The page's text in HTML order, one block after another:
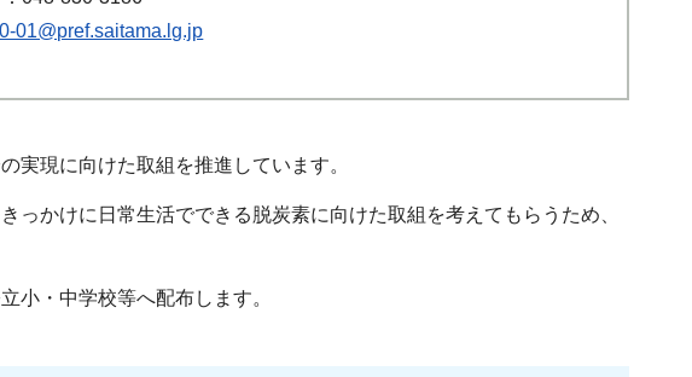
01@pref.saitama.lg.jp
現に向けた取組を推進しています。
かけに日常生活でできる脱炭素に向けた取組を考えてもらうため、
小・中学校等へ配布します。